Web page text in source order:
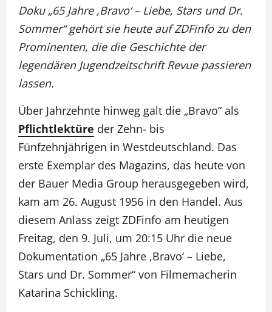
Doku „65 Jahre ,Bravo‘ – Liebe, Stars und Dr.
Sommer“ gehört sie heute auf ZDFinfo zu den
Prominenten, die die Geschichte der
legendären Jugendzeitschrift Revue passieren
lassen.
Über Jahrzehnte hinweg galt die „Bravo“ als
Pflichtlektüre der Zehn- bis
Fünfzehnjährigen in Westdeutschland. Das
erste Exemplar des Magazins, das heute von
der Bauer Media Group herausgegeben wird,
kam am 26. August 1956 in den Handel. Aus
diesem Anlass zeigt ZDFinfo am heutigen
Freitag, den 9. Juli, um 20:15 Uhr die neue
Dokumentation „65 Jahre ,Bravo‘ – Liebe,
Stars und Dr. Sommer“ von Filmemacherin
Katarina Schickling.